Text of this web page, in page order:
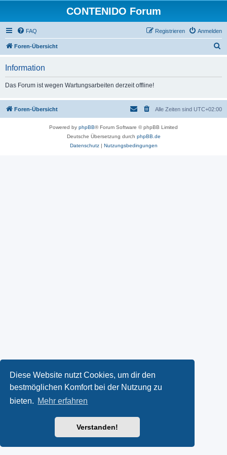
Diese Website nutzt Cookies, um dir den
bestmöglichen Komfort bei der Nutzung zu
bieten. Mehr erfahren
Verstanden!
CONTENIDO Forum
FAQ Anmelden
Registrieren
Foren-Übersicht
Information
Das Forum ist wegen Wartungsarbeiten derzeit offline!
Foren-Übersicht Alle Zeiten sind UTC+02:00
Powered by phpBB® Forum Software © phpBB Limited
Deutsche Übersetzung durch phpBB.de
Datenschutz| Nutzungsbedingungen